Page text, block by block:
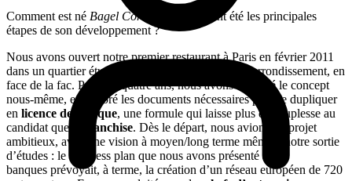
Comment est né Bagel Corner
et quelles ont été les principales
étapes de son développement ?
Nous avons ouvert notre premier restaurant à Paris en février 2011
dans un quartier étudiant : à Jussieu dans le 5ème arrondissement, en
face de la fac. Pendant quatre ans, nous avons exploité le concept
nous-même, et élaboré les documents nécessaires pour le dupliquer
en licence de marque, une formule qui laisse plus de souplesse au
candidat que la
franchise. Dès le départ, nous avions un projet
ambitieux, avec une vision à moyen/long terme même à notre sortie
d’études : le business plan que nous avons présenté aux
banques prévoyait, à terme, la création d’un réseau européen de 720